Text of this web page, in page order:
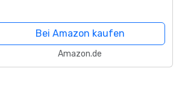
Ti LHR 12GB GDDR6, Win 11
Bei Amazon kaufen
Amazon.de